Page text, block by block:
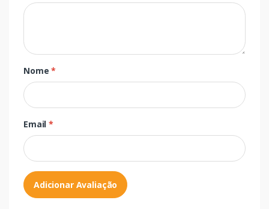
Nome*
Email*
Adicionar Avaliação